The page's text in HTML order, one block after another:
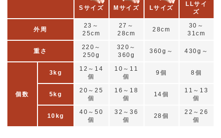
Sサイズ Mサイズ Lサイズ
LLサイ
ズ
外周
23～
25cm
27～
28cm
28cm
30～
31cm
重さ
220～
250g
320～
360g
360g～ 430g～
個数
3kg
12～14
個
10～11
個
9個 8個
5kg
20～25
個
16～18
個
14個
11～13
個
10kg
40～50
個
32～36
個
28個
22～26
個